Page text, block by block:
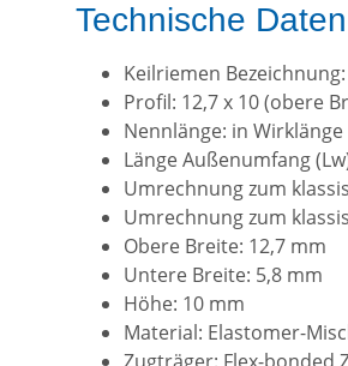
Technische Daten
Keilriemen
Profil: 12,7 x 10 (obere
Nennlänge: in Wirklänge
Länge Außenumfang
Umrechnung zum
Umrechnung zum
Obere Breite: 12,7 mm
Untere Breite: 5,8 mm
Höhe: 10 mm
Material: Elastomer-